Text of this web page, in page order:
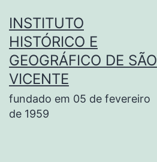
para
conteúdo
INSTITUTO
HISTÓRICO E
GEOGRÁFICO DE SÃO
VICENTE
fundado em 05 de fevereiro
de 1959